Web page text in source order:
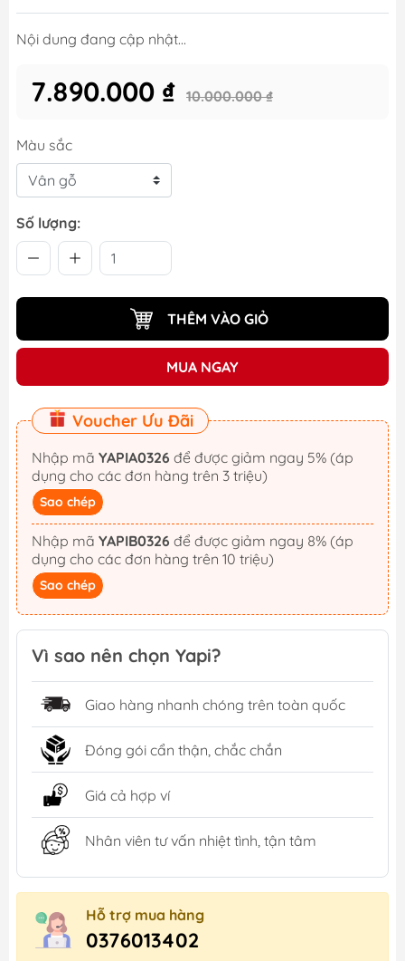
Nội dung đang cập nhật...
7.890.000 ₫ 10.000.000 ₫
Màu sắc
Số lượng:
THÊM VÀO GIỎ
MUA NGAY
Voucher Ưu Đãi
Nhập mã YAPIA0326
dụng cho các đơn hàng trên 3 triệu)
Sao chép
Nhập mã YAPIB0326
dụng cho các đơn hàng trên 10 triệu)
Sao chép
Vì sao nên chọn Yapi?
Giao hàng nhanh chóng trên toàn quốc
Đóng gói cẩn thận, chắc chắn
Giá cả hợp ví
Nhân viên tư vấn nhiệt tình, tận tâm
Hỗ trợ mua hàng
0376013402